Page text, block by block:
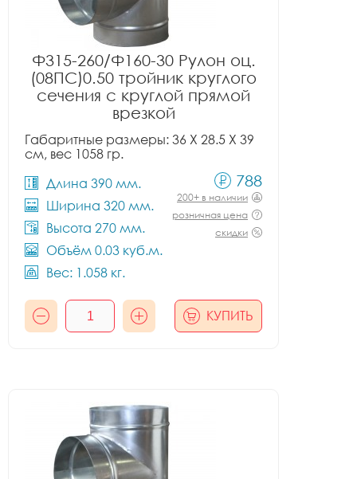
Ф315-260/Ф160-30 Рулон оц.
(08ПС)0.50 тройник круглого
сечения с круглой прямой
врезкой
Габаритные размеры: 36 X 28.5 X 39
см, вес 1058 гр.
Длина 390 мм.
Ширина 320 мм.
Высота 270 мм.
Объём 0.03 куб.м.
Вес: 1.058 кг.
788
200+ в наличии
розничная цена
скидки
КУПИТЬ